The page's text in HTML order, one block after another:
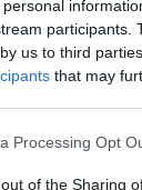
participants.
us to third
that may
Processing Opt
of the Sharing